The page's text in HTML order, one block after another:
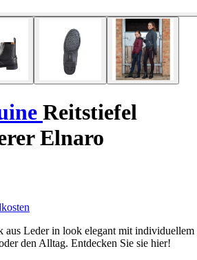
Reitstiefel
Elnaro
aus Leder in look elegant mit individuellem
den Alltag. Entdecken Sie sie hier!